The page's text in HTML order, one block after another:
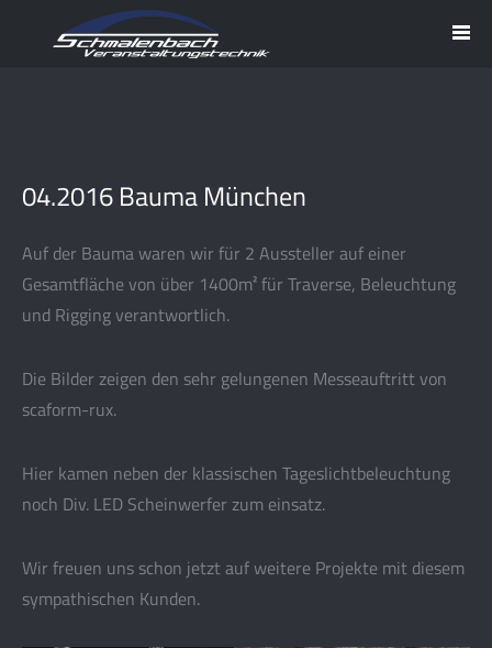
04.2016 Bauma München
Auf der Bauma waren wir für 2 Aussteller auf einer
Gesamtfläche von über 1400m² für Traverse, Beleuchtung
und Rigging verantwortlich.
Die Bilder zeigen den sehr gelungenen Messeauftritt von
scaform-rux.
Hier kamen neben der klassischen Tageslichtbeleuchtung
noch Div. LED Scheinwerfer zum einsatz.
Wir freuen uns schon jetzt auf weitere Projekte mit diesem
sympathischen Kunden.